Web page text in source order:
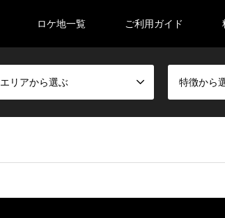
ロケ地一覧 ご利用ガイド
エリアから選ぶ 特徴から